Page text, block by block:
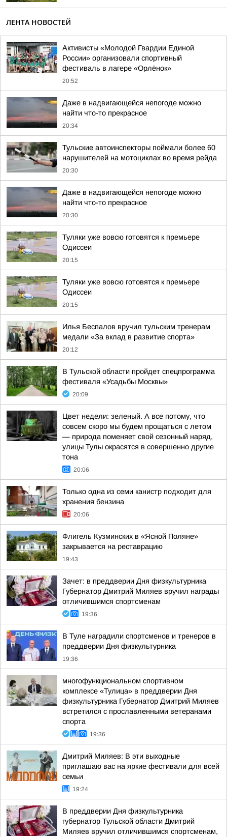
ЛЕНТА НОВОСТЕЙ
Активисты «Молодой Гвардии Единой
России» организовали спортивный
фестиваль в лагере «Орлёнок»
20:52
Даже в надвигающейся непогоде можно
найти что-то прекрасное
20:34
Тульские автоинспекторы поймали более 60
нарушителей на мотоциклах во время рейда
20:30
Даже в надвигающейся непогоде можно
найти что-то прекрасное
20:30
Туляки уже вовсю готовятся к премьере
Одиссеи
20:15
Туляки уже вовсю готовятся к премьере
Одиссеи
20:15
Илья Беспалов вручил тульским тренерам
медали «За вклад в развитие спорта»
20:12
В Тульской области пройдет спецпрограмма
фестиваля «Усадьбы Москвы»
20:09
Цвет недели: зеленый. А все потому, что
совсем скоро мы будем прощаться с летом
— природа поменяет свой сезонный наряд,
улицы Тулы окрасятся в совершенно другие
тона
20:06
Только одна из семи канистр подходит для
хранения бензина
20:06
Флигель Кузминских в «Ясной Поляне»
закрывается на реставрацию
19:43
Зачет: в преддверии Дня физкультурника
Губернатор Дмитрий Миляев вручил награды
отличившимся спортсменам
19:36
В Туле наградили спортсменов и тренеров в
преддверии Дня физкультурника
19:36
многофункциональном спортивном
комплексе «Тулица» в преддверии Дня
физкультурника Губернатор Дмитрий Миляев
встретился с прославленными ветеранами
спорта
19:36
Дмитрий Миляев: В эти выходные
приглашаю вас на яркие фестивали для всей
семьи
19:24
В преддверии Дня физкультурника
губернатор Тульской области Дмитрий
Миляев вручил отличившимся спортсменам,